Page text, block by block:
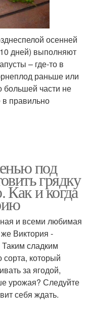
осенней
дней) выполняют
– где-то в
раньше или
большей части не
правильно
под
грядку
и когда
и всеми любимая
Виктория -
сладким
который
за ягодой,
урожая? Следуйте
себя ждать.